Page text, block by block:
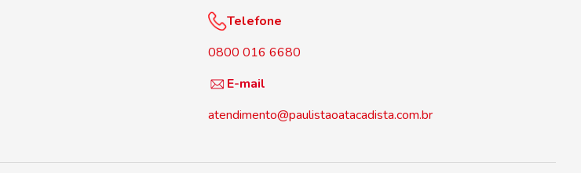
Telefone
0800 016 6680
E-mail
atendimento@paulistaoatacadista.com.br